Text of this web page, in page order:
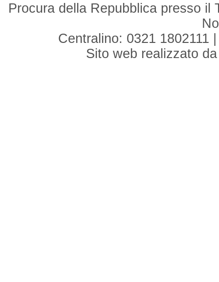
Procura della Repubblica presso il
Centralino: 0321 1802111
Sito web realizzato